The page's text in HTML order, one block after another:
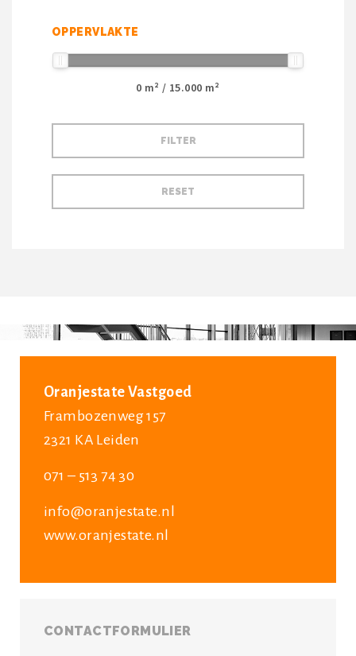
OPPERVLAKTE
0 m² / 15.000 m²
Oranjestate Vastgoed
Frambozenweg 157
2321 KA Leiden
071 – 513 74 30
info@oranjestate.nl
www.oranjestate.nl
CONTACTFORMULIER